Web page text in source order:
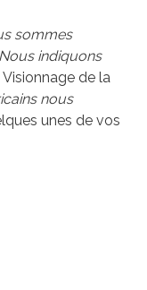
sommes
indiquons
de la
nous
unes de vos